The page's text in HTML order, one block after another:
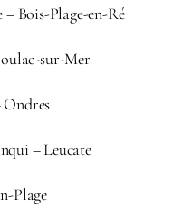
Bois-Plage-en-Ré
sur-Mer
Ondres
– Leucate
Plage